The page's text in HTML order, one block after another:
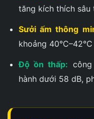
tăng kích thích sâu
Sưởi ấm thông
khoảng
Độ ồn thấp:
hành dưới 58 dB,